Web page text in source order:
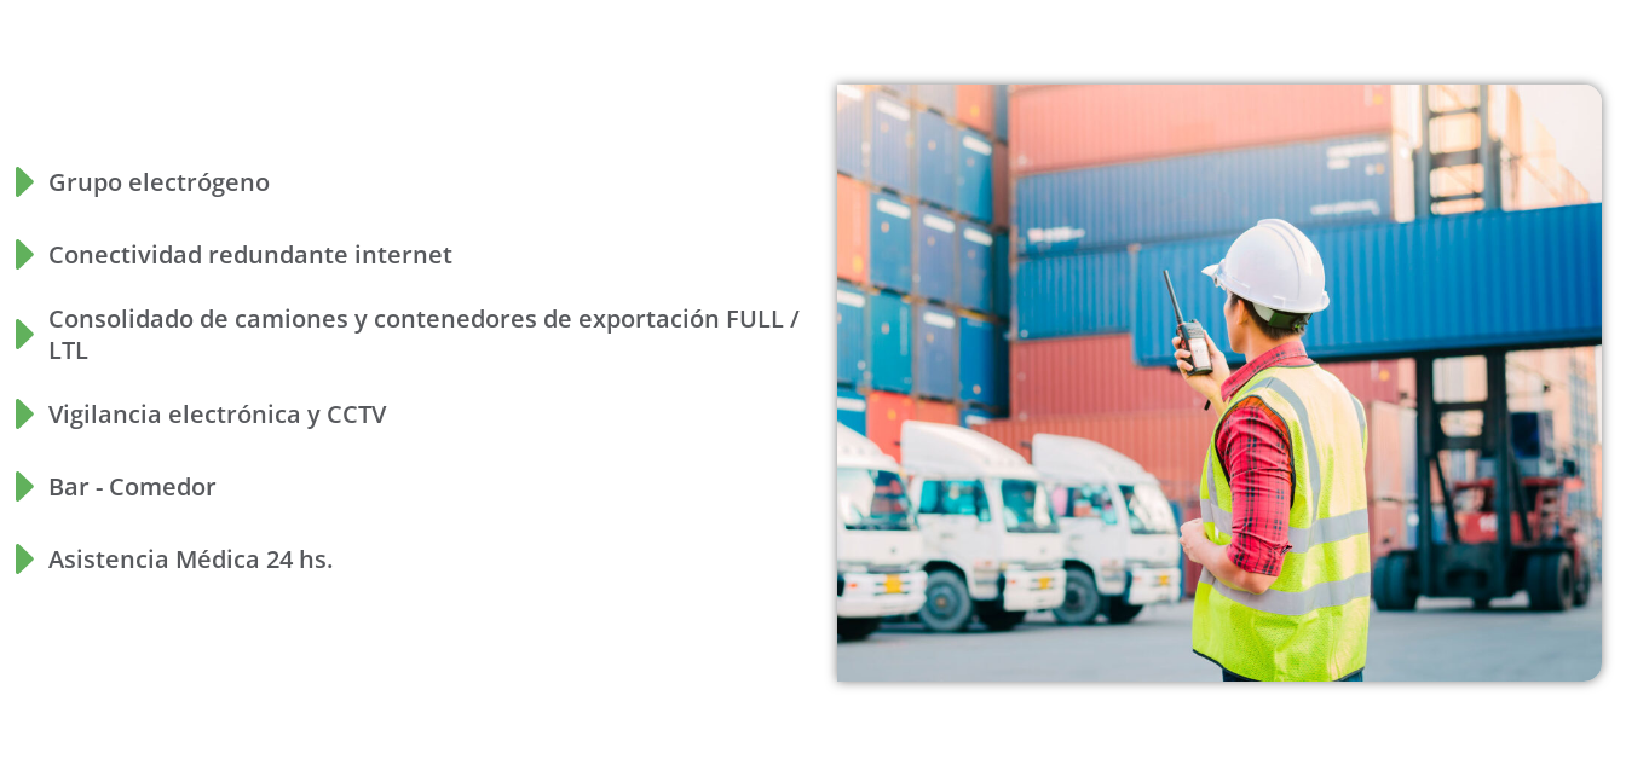
Grupo electrógeno
Conectividad redundante internet
Consolidado de camiones y contenedores de exportación FULL /
LTL
Vigilancia electrónica y CCTV
Bar - Comedor
Asistencia Médica 24 hs.​